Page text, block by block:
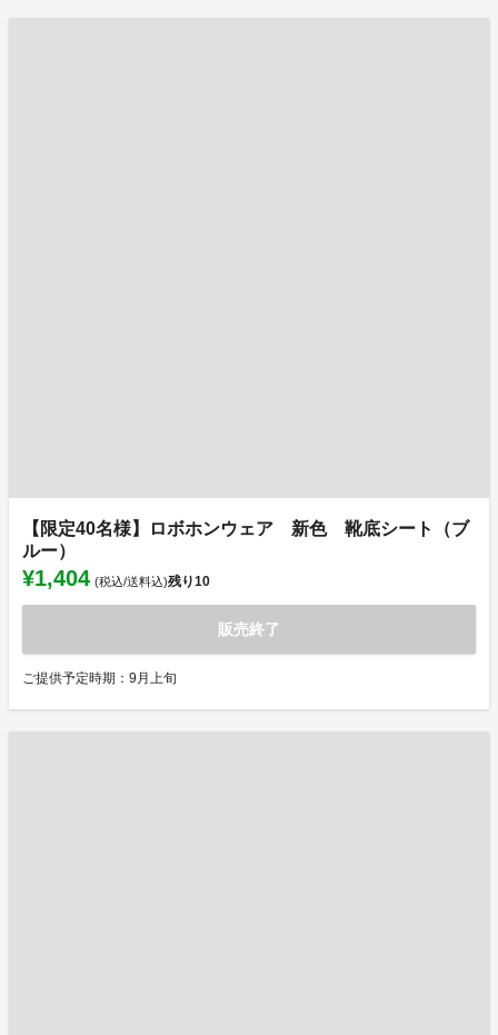
【限定40名様】ロボホンウェア 新色 靴底シート（ブ
ルー）
¥1,404 (税込/送料込)残り10
販売終了
ご提供予定時期：9月上旬